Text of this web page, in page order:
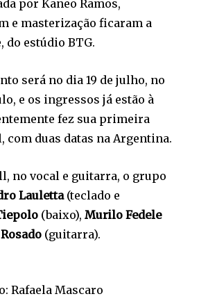
por Kaneo Ramos,
e masterização ficaram a
do estúdio BTG.
será no dia 19 de julho, no
e os ingressos já estão à
fez sua primeira
duas datas na Argentina.
no vocal e guitarra, o grupo
Lauletta(teclado e
(baixo), Murilo Fedele
(guitarra).
Rafaela Mascaro